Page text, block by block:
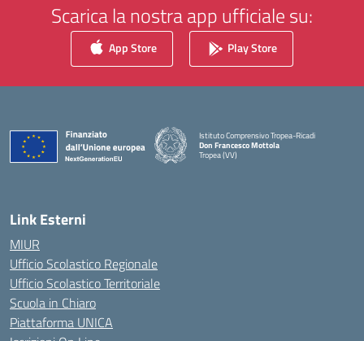
Scarica la nostra app ufficiale su:
App Store Play Store
Istituto Comprensivo Tropea-Ricadi
Don Francesco Mottola
Tropea (VV)
— Visita la pagina iniziale della scuola
Link Esterni
MIUR
Ufficio Scolastico Regionale
Ufficio Scolastico Territoriale
Scuola in Chiaro
Piattaforma UNICA